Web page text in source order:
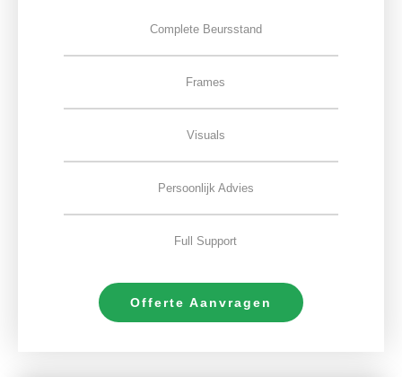
Complete Beursstand
Frames
Visuals
Persoonlijk Advies
Full Support
Offerte Aanvragen